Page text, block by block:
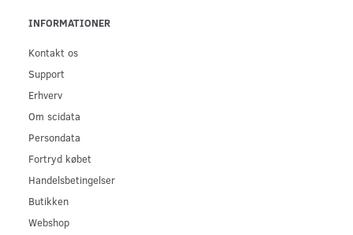
INFORMATIONER
Kontakt os
Support
Erhverv
Om scidata
Persondata
Fortryd købet
Handelsbetingelser
Butikken
Webshop